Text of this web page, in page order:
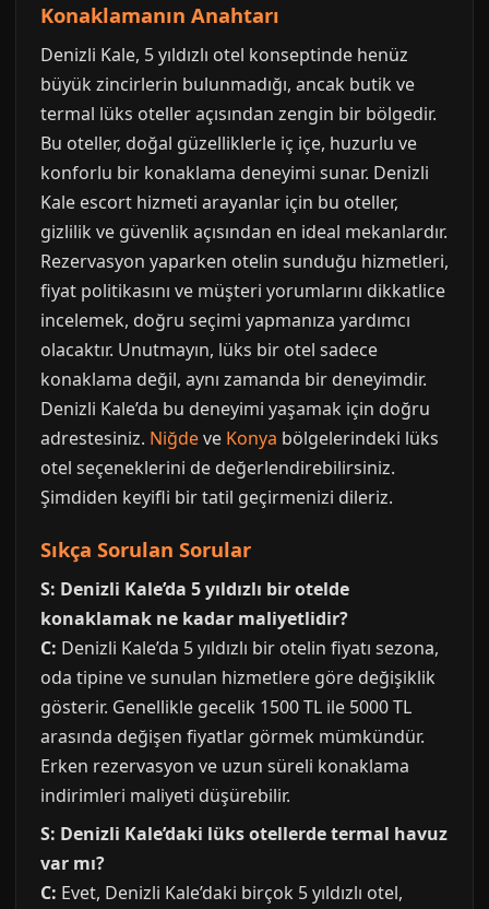
Konaklamanın Anahtarı
Denizli Kale, 5 yıldızlı otel konseptinde henüz
büyük zincirlerin bulunmadığı, ancak butik ve
termal lüks oteller açısından zengin bir bölgedir.
Bu oteller, doğal güzelliklerle iç içe, huzurlu ve
konforlu bir konaklama deneyimi sunar. Denizli
Kale escort hizmeti arayanlar için bu oteller,
gizlilik ve güvenlik açısından en ideal mekanlardır.
Rezervasyon yaparken otelin sunduğu hizmetleri,
fiyat politikasını ve müşteri yorumlarını dikkatlice
incelemek, doğru seçimi yapmanıza yardımcı
olacaktır. Unutmayın, lüks bir otel sadece
konaklama değil, aynı zamanda bir deneyimdir.
Denizli Kale’da bu deneyimi yaşamak için doğru
adrestesiniz. Niğdeve Konya bölgelerindeki lüks
otel seçeneklerini de değerlendirebilirsiniz.
Şimdiden keyifli bir tatil geçirmenizi dileriz.
Sıkça Sorulan Sorular
S: Denizli Kale’da 5 yıldızlı bir otelde
konaklamak ne kadar maliyetlidir?
C: Denizli Kale’da 5 yıldızlı bir otelin fiyatı sezona,
oda tipine ve sunulan hizmetlere göre değişiklik
gösterir. Genellikle gecelik 1500 TL ile 5000 TL
arasında değişen fiyatlar görmek mümkündür.
Erken rezervasyon ve uzun süreli konaklama
indirimleri maliyeti düşürebilir.
S: Denizli Kale’daki lüks otellerde termal havuz
var mı?
C: Evet, Denizli Kale’daki birçok 5 yıldızlı otel,